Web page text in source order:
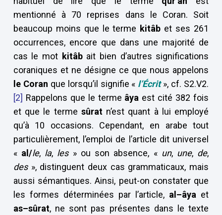
mentionné à 70 reprises dans le Coran. Soit
beaucoup moins que le terme kitâb et ses 261
occurrences, encore que dans une majorité de
cas le mot kitâb ait bien d’autres significations
coraniques et ne désigne ce que nous appelons
le Coran que lorsqu’il signifie « l’Écrit», cf. S2.V2.
[2] Rappelons que le terme âya est cité 382 fois
et que le terme sûratn’est quant à lui employé
qu’à 10 occasions. Cependant, en arabe tout
particulièrement, l’emploi de l’article dit universel
« al/le, la, les» ou son absence, « un, une, de,
des», distinguent deux cas grammaticaux, mais
aussi sémantiques. Ainsi, peut-on constater que
les formes déterminées par l’article, al–âya et
as–sûrat, ne sont pas présentes dans le texte